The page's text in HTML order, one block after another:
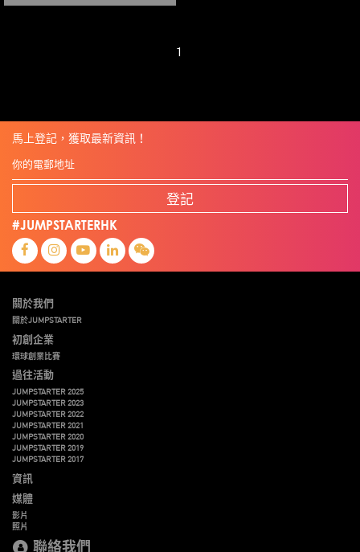
1
馬上登記，獲取最新資訊！
登記
#JUMPSTARTERHK
關於我們
關於JUMPSTARTER
初創企業
環球創業比賽
過往活動
JUMPSTARTER 2025
JUMPSTARTER 2023
JUMPSTARTER 2022
JUMPSTARTER 2021
JUMPSTARTER 2020
JUMPSTARTER 2019
JUMPSTARTER 2017
資訊
媒體
影片
照片
聯絡我們